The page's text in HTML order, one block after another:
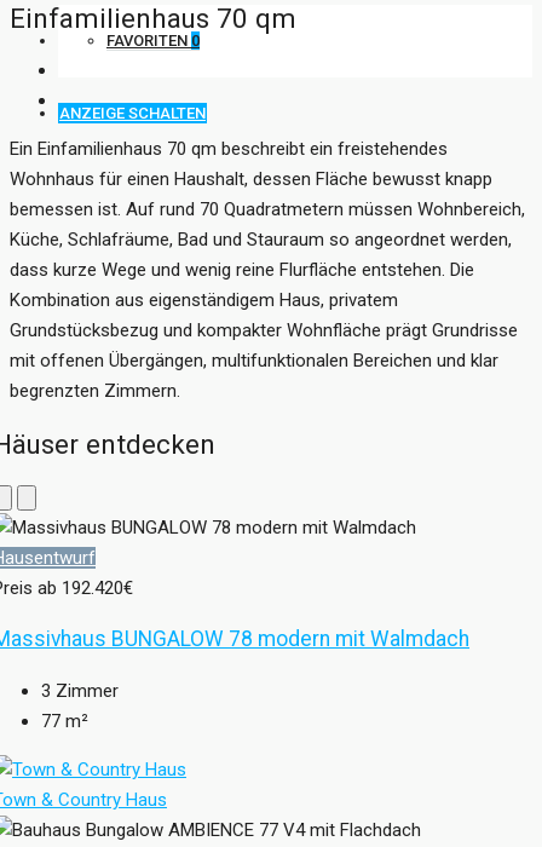
FAVORITEN 0
ANZEIGE SCHALTEN
Einfamilienhaus 70 qm
Ein Einfamilienhaus 70 qm beschreibt ein freistehendes
Wohnhaus für einen Haushalt, dessen Fläche bewusst knapp
bemessen ist. Auf rund 70 Quadratmetern müssen Wohnbereich,
Küche, Schlafräume, Bad und Stauraum so angeordnet werden,
dass kurze Wege und wenig reine Flurfläche entstehen. Die
Kombination aus eigenständigem Haus, privatem
Grundstücksbezug und kompakter Wohnfläche prägt Grundrisse
mit offenen Übergängen, multifunktionalen Bereichen und klar
begrenzten Zimmern.
entdecken
ab 192.420€
BUNGALOW 78 modern mit Walmdach
3 Zimmer
77 m²
& Country Haus